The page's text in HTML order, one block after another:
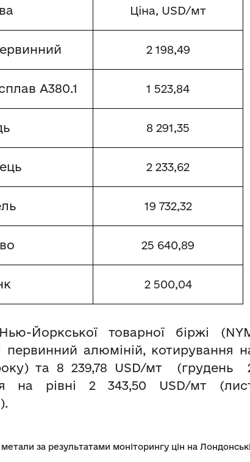
Ціна, USD/мт
2 198,49
А380.1 1 523,84
8 291,35
2 233,62
19 732,32
25 640,89
2 500,04
Йоркської товарної біржі
первинний алюміній, котирування
та 8 239,78 USD/мт (грудень
на рівні 2 343,50 USD/мт
метали за результатами моніторингу цін на